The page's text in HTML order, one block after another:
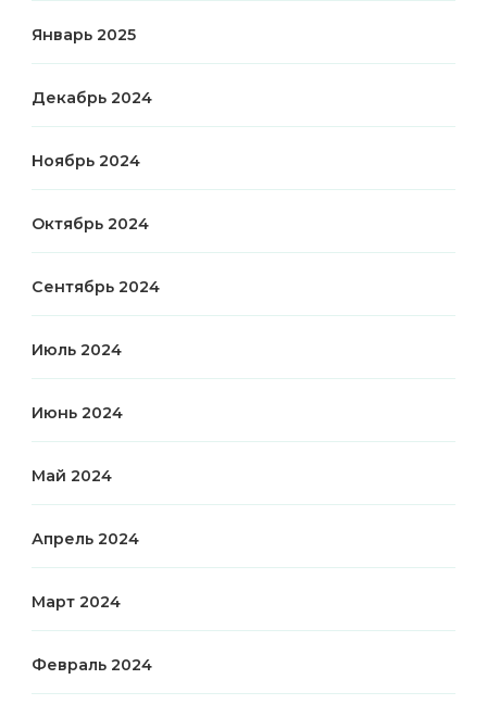
Январь 2025
Декабрь 2024
Ноябрь 2024
Октябрь 2024
Сентябрь 2024
Июль 2024
Июнь 2024
Май 2024
Апрель 2024
Март 2024
Февраль 2024